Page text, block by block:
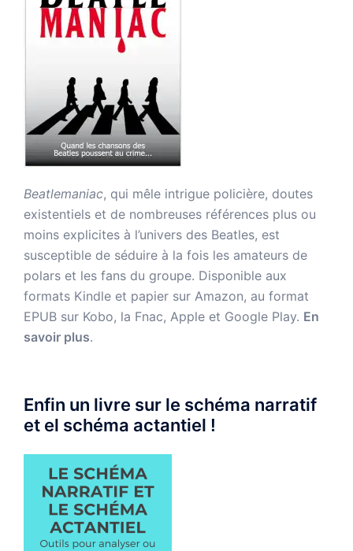
Beatlemaniac, qui mêle intrigue policière, doutes
existentiels et de nombreuses références plus ou
moins explicites à l’univers des Beatles, est
susceptible de séduire à la fois les amateurs de
polars et les fans du groupe. Disponible aux
formats Kindle et papier sur Amazon, au format
EPUB sur Kobo, la Fnac, Apple et Google Play. En
savoir plus.
Enfin un livre sur le schéma narratif
et el schéma actantiel !